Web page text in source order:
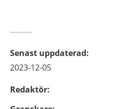
Senast uppdaterad:
2023-12-05
Redaktör: